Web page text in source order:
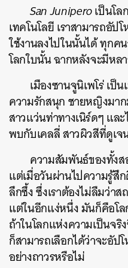
San Juniperoเป็นโล
เทคโนโลยี เราสามารถอั
ใช้งานลงไปในนั้นได้ ทุก
โลกใบนั้น ฉากหลังจะมีหล
เมืองซานจูนิเพโร่ เป็
ความรักสนุก ชายหญิงมา
สาวแว่นท่าทางเนิร์ดๆ แล
พบกับเคลลี่ สาวผิวสีที่ดูเจ
ความสัมพันธ์ของทั้ง
แต่เมื่อวันผ่านไปความรู้สึ
ลึกซึ้ง ซึ่งเราต้องไม่ลืมว่า
แต่ในอีกแง่หนึ่ง มันก็คือโล
ถ้าในโลกแห่งความเป็นจ
ก็สามารถเลือกได้ว่าจะอัป
อย่างถาวรหรือไม่